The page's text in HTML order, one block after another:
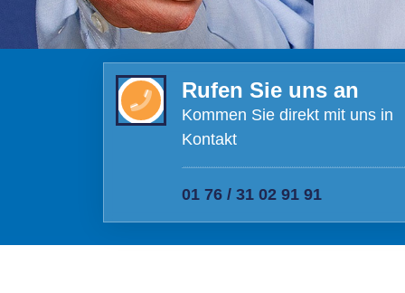
Rufen Sie uns an
Kommen Sie direkt mit uns in
Kontakt